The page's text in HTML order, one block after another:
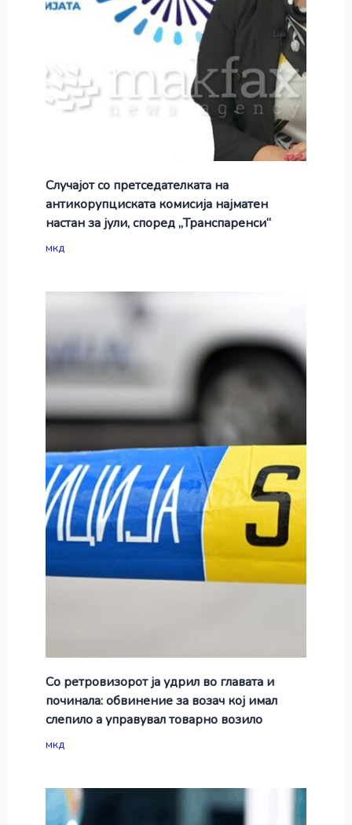
Случајот со претседателката на
антикорупциската комисија најматен
настан за јули, според „Транспаренси“
мкд
Со ретровизорот ја удрил во главата и
починала: обвинение за возач кој имал
слепило а управувал товарно возило
мкд